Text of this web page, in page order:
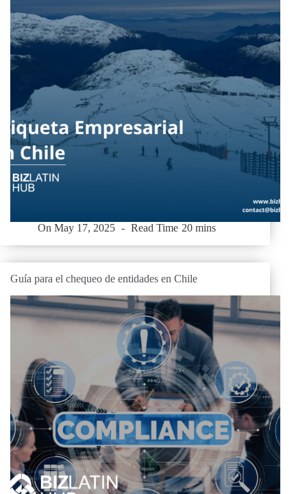
On May 17, 2025 Read Time 20 mins
Guía para el chequeo de entidades en Chile